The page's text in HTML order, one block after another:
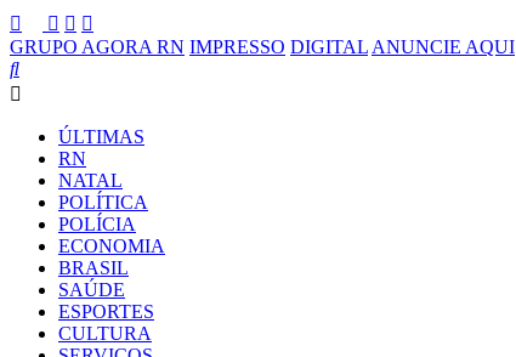
GRUPO AGORA RN IMPRESSO DIGITAL ANUNCIE AQUI
ÚLTIMAS
RN
NATAL
POLÍTICA
POLÍCIA
ECONOMIA
BRASIL
SAÚDE
ESPORTES
CULTURA